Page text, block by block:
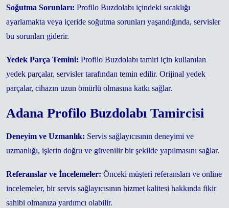
Soğutma Sorunları: Profilo Buzdolabı içindeki sıcaklığı
ayarlamakta veya içeride soğutma sorunları yaşandığında, servisler
bu sorunları giderir.
Yedek Parça Temini: Profilo Buzdolabı tamiri için kullanılan
yedek parçalar, servisler tarafından temin edilir. Orijinal yedek
parçalar, cihazın uzun ömürlü olmasına katkı sağlar.
Adana Profilo Buzdolabı Tamircisi
Deneyim ve Uzmanlık: Servis sağlayıcısının deneyimi ve
uzmanlığı, işlerin doğru ve güvenilir bir şekilde yapılmasını sağlar.
Referanslar ve İncelemeler: Önceki müşteri referansları ve online
incelemeler, bir servis sağlayıcısının hizmet kalitesi hakkında fikir
sahibi olmanıza yardımcı olabilir.